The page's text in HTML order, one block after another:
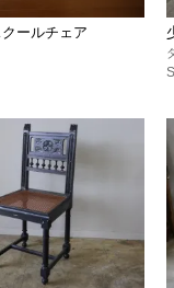
ールチェア